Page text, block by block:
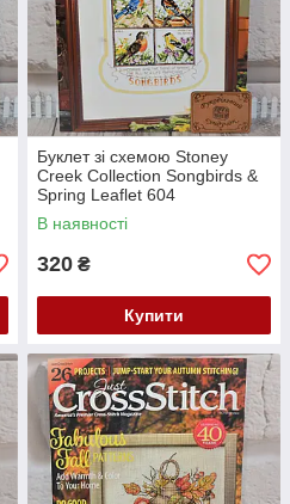
Буклет зі схемою Stoney
Creek Collection Songbirds &
Spring Leaflet 604
В наявності
320 ₴
Купити